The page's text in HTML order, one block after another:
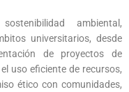
ambiental,
universitarios, desde
de proyectos de
uso eficiente de recursos,
ético con comunidades,